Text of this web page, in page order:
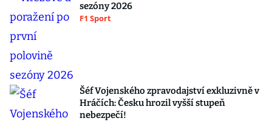
sezóny 2026
F1 Sport
Šéf Vojenského zpravodajství exkluzivně v
Hráčích: Česku hrozil vyšší stupeň
nebezpečí!